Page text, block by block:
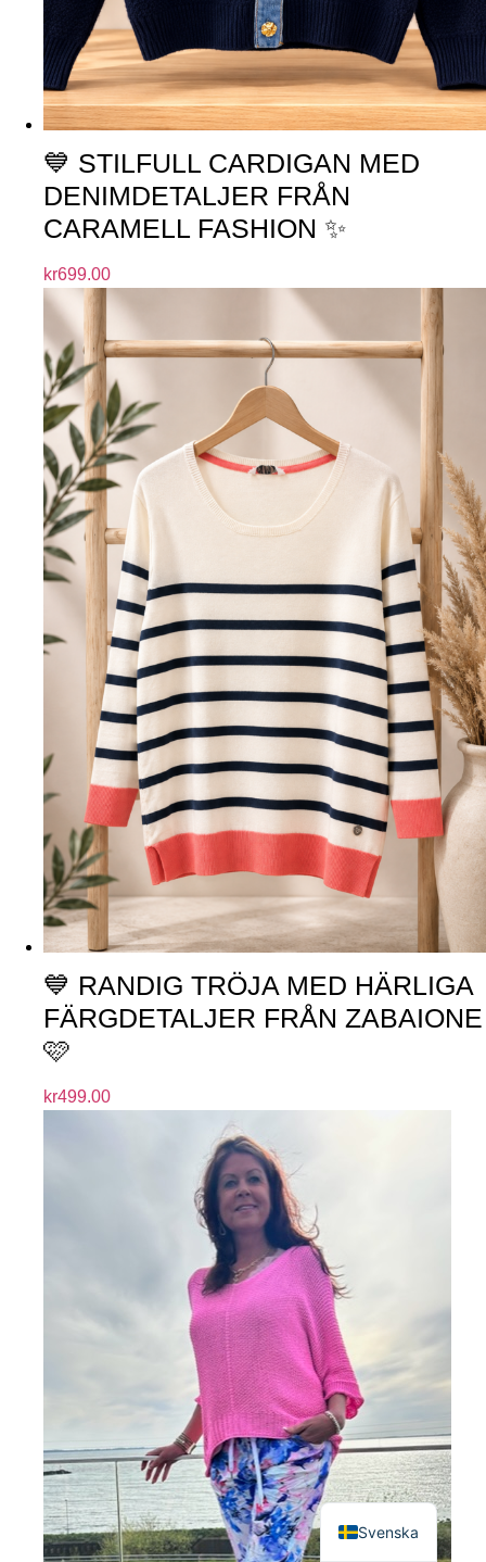
💙 STILFULL CARDIGAN MED
DENIMDETALJER FRÅN
CARAMELL FASHION ✨
kr699.00
💙 RANDIG TRÖJA MED HÄRLIGA
FÄRGDETALJER FRÅN ZABAIONE
🩷
kr499.00
Svenska
English